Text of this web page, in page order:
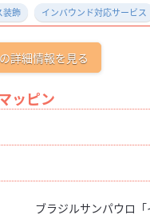
装飾 インバウンド対応サービス
詳細情報を見る
ッピン
ブラジルサンパウロ「